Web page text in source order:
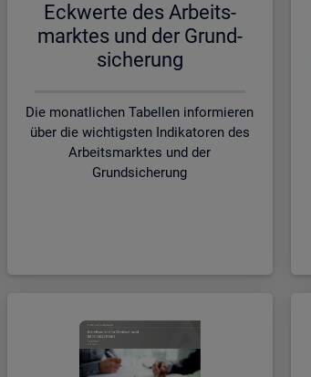
Eck­wer­te des Ar­beits­
mark­tes und der Grund­
si­che­rung
Die monatlichen Tabellen informieren
über die wichtigsten Indikatoren des
Arbeitsmarktes und der
Grundsicherung